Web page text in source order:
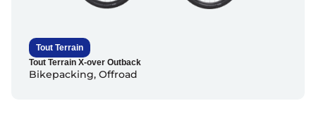
Tout Terrain
Tout Terrain X-over Outback
Bikepacking, Offroad